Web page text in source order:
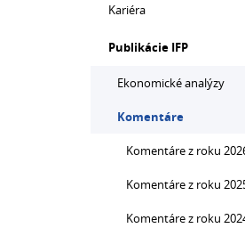
Kariéra
Publikácie IFP
Ekonomické analýzy
Komentáre
Komentáre z roku
Komentáre z roku
Komentáre z roku